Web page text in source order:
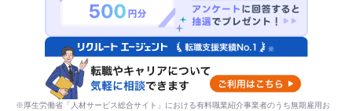
※厚生労働省「人材サービス総合サイト」における有料職業紹介事業者のうち無期雇用お